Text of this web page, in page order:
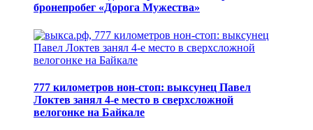
бронепробег «Дорога Мужества»
777 километров нон-стоп: выксунец Павел
Локтев занял 4-е место в сверхсложной
велогонке на Байкале